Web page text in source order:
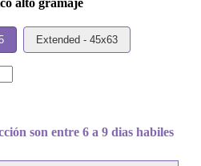
alto gramaje
Extended - 45x63
son entre 6 a 9 dias habiles